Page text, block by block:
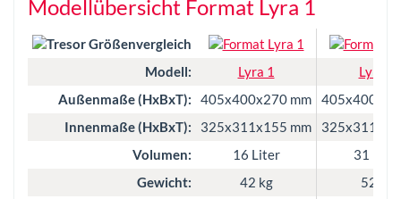
Modellübersicht Format Lyra 1
Modell:
Außenmaße (HxBxT):
Innenmaße (HxBxT):
Volumen:
Gewicht:
Lyra 1
Lyra 2
405x400x270 mm
325x311x155 mm
16 Liter
31 Liter
42 kg
52 kg